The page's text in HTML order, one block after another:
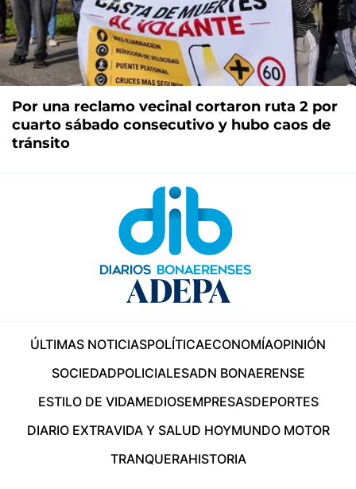
Por una reclamo vecinal cortaron ruta 2 por
cuarto sábado consecutivo y hubo caos de
tránsito
ÚLTIMAS NOTICIASPOLÍTICAECONOMÍAOPINIÓN
SOCIEDADPOLICIALESADN BONAERENSE
ESTILO DE VIDAMEDIOSEMPRESASDEPORTES
DIARIO EXTRAVIDA Y SALUD HOYMUNDO MOTOR
TRANQUERAHISTORIA